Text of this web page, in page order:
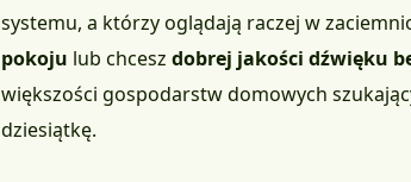
systemu, a którzy oglądają raczej w
pokoju lub chcesz dobrej jakości dźwięku
większości gospodarstw domowych
dziesiątkę.